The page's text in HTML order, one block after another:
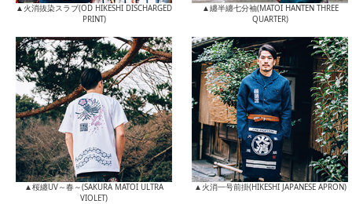
▲火消抜染スラブ(OD HIKESHI DISCHARGED
PRINT)
▲纏半纏七分袖(MATOI HANTEN THREE
QUARTER)
▲桜纏UV～春～(SAKURA MATOI ULTRA
VIOLET)
▲火消一号前掛(HIKESHI JAPANESE APRON)